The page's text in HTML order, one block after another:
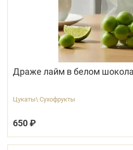
Драже лайм в белом
Цукаты\ Сухофрукты
650 ₽